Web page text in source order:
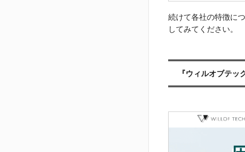
続けて各社の特徴に
してみてください。
『ウィルオブテ